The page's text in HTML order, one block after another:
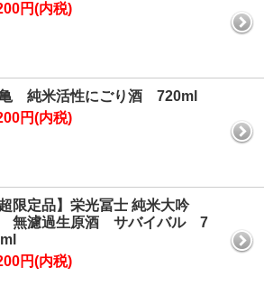
円(内税)
純米活性にごり酒 720ml
円(内税)
超限定品】栄光冨士 純米大吟
無濾過生原酒 サバイバル 7
円(内税)